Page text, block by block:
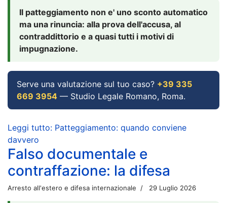
Il patteggiamento non e' uno sconto automatico
ma una rinuncia: alla prova dell'accusa, al
contraddittorio e a quasi tutti i motivi di
impugnazione.
Serve una valutazione sul tuo caso? +39 335
669 3954 — Studio Legale Romano, Roma.
Leggi tutto: Patteggiamento: quando conviene
davvero
Falso documentale e
contraffazione: la difesa
Arresto all'estero e difesa internazionale 29 Luglio 2026